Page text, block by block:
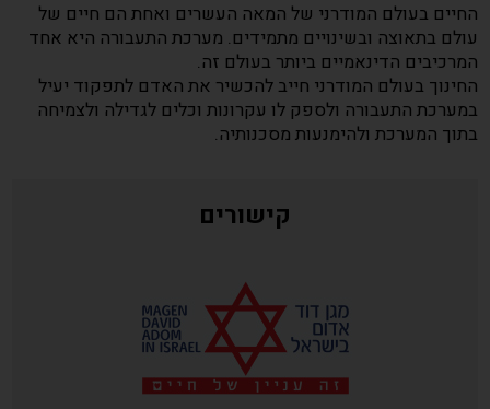
החיים בעולם המודרני של המאה העשרים ואחת הם חיים של
עולם בתאוצה ובשינויים מתמידים. מערכת התעבורה היא אחד
המרכיבים הדינאמיים ביותר בעולם זה.
החינוך בעולם המודרני חייב להכשיר את האדם לתפקוד יעיל
במערכת התעבורה ולספק לו עקרונות וכלים לגדילה ולצמיחה
בתוך המערכת ולהימנעות מסכנותיה.
קישורים